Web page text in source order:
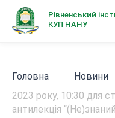
Рівненський
КУП НАНУ
Головна Новини
2023 року, 10:30 для
антилекція